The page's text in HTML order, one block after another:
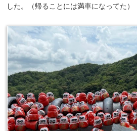
した。（帰ることには満車になってた）